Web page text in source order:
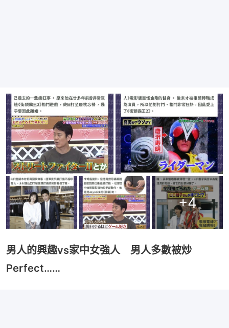
+4
男人的興趣vs家中女強人 男人多數被炒
Perfect……